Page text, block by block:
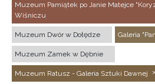
Muzeum Pamiątek po Janie Matejce
Wiśniczu
Muzeum Dwór w Dołędze Galeria
Muzeum Zamek w Dębnie
Muzeum Ratusz - Galeria Sztuki Dawnej